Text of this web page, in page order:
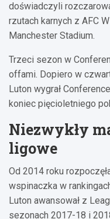
doświadczyli
rzutach karnych z AFC
Manchester Stadium.
Trzeci sezon w
offami. Dopiero w
Luton wygrał
koniec pięcioletniego
Niezwykły
ligowe
Od 2014 roku
wspinaczka w
Luton awansował z
sezonach 2017-18 i